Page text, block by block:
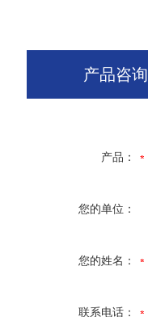
产品咨询
产品：
您的单位：
您的姓名：
联系电话：